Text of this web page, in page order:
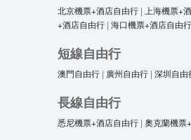
北京機票+酒店自由行 | 上海機票+
+酒店自由行 | 海口機票+酒店自由行
短線自由行
澳門自由行 | 廣州自由行 | 深圳自由
長線自由行
悉尼機票+酒店自由行 | 奧克蘭機票